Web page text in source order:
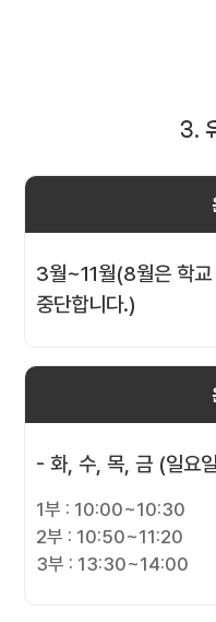
3.
3월~11월(8월은 학교
중단합니다.)
- 화, 수, 목, 금 (일요
1부 : 10:00~10:30
2부 : 10:50~11:20
3부 : 13:30~14:00